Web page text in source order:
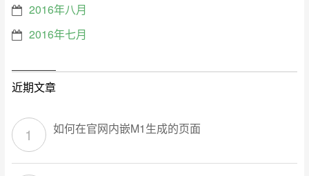
2016年八月
2016年七月
近期文章
如何在官网内嵌M1生成的页面